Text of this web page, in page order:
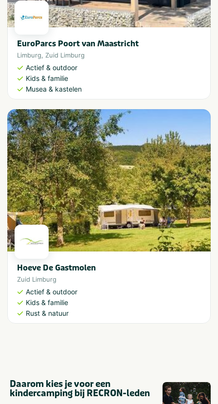
EuroParcs Poort van Maastricht
Limburg, Zuid Limburg
Actief & outdoor
Kids & familie
Musea & kastelen
Hoeve De Gastmolen
Zuid Limburg
Actief & outdoor
Kids & familie
Rust & natuur
Daarom kies je voor een
kindercamping bij RECRON-leden